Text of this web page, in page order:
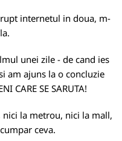
internetul in doua, m-
unei zile - de cand ies
am ajuns la o concluzie
CARE SE SARUTA!
la metrou, nici la mall,
ceva.